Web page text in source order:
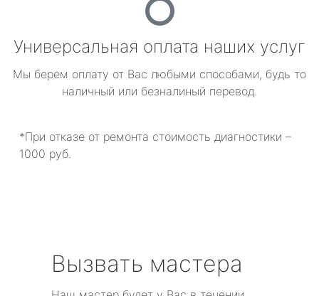
Универсальная оплата наших услуг
Мы берем оплату от Вас любыми способами, будь то
наличный или безналиный перевод.
*При отказе от ремонта стоимость диагностики –
1000 руб.
Вызвать мастера